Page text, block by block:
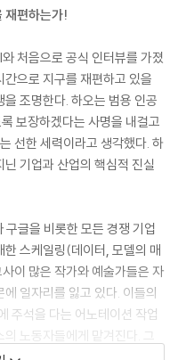
재편하는가!
처음으로 공식 인터뷰를 가졌
으로 지구를 재편하고 있을
조명한다. 하오는 범용 인공
보장하겠다는 사명을 내걸고
선한 세력이라고 생각했다. 하
기업과 산업의 핵심적 진실
글을 비롯한 모든 경쟁 기업
스케일링(데이터, 모델의 매
이 많은 작가와 예술가들은 자
일자리를 잃고 있다. 이들의
주석을 다는 어노테이션 작업
노동자들에게 맡겨진다. 그